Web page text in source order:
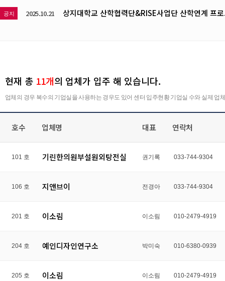
공지 2025.10.21 상지대학교 산학협력단&RISE사업단 산학연계 프
현재 총 11개의 업체가 입주 해 있습니다.
업체의 경우 복수의 기업실을 사용하는 경우도 있어 센터 입주현황 기업실 수와 실제
호수 업체명 대표 연락처
101 호 기린한의원부설원외탕전실 권기록 033-744-9304
106 호 지앤브이 전경아 033-744-9304
201 호 이소림 이소림 010-2479-4919
204 호 예인디자인연구소 박미숙 010-6380-0939
205 호 이소림 이소림 010-2479-4919